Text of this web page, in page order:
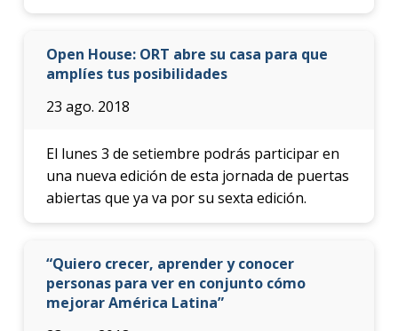
Open House: ORT abre su casa para que
amplíes tus posibilidades
23 ago. 2018
El lunes 3 de setiembre podrás participar en
una nueva edición de esta jornada de puertas
abiertas que ya va por su sexta edición.
“Quiero crecer, aprender y conocer
personas para ver en conjunto cómo
mejorar América Latina”